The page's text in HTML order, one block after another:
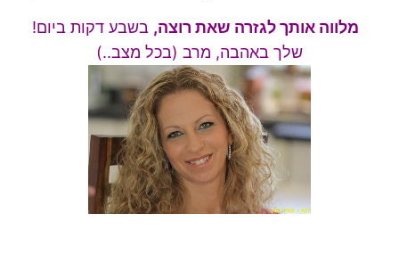
מלווה אותך לגזרה שאת רוצה, בשבע דקות ביום!
שלך באהבה, מרב (בכל מצב..)